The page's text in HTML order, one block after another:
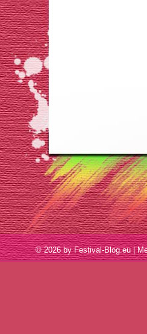
© 2026 by Festival-Blog.eu |